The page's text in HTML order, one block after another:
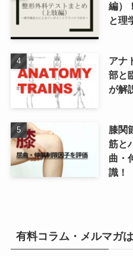
編）
と理
アナ
部と
が解
膝関
筋と
曲・
識！
有料コラム・メルマガ